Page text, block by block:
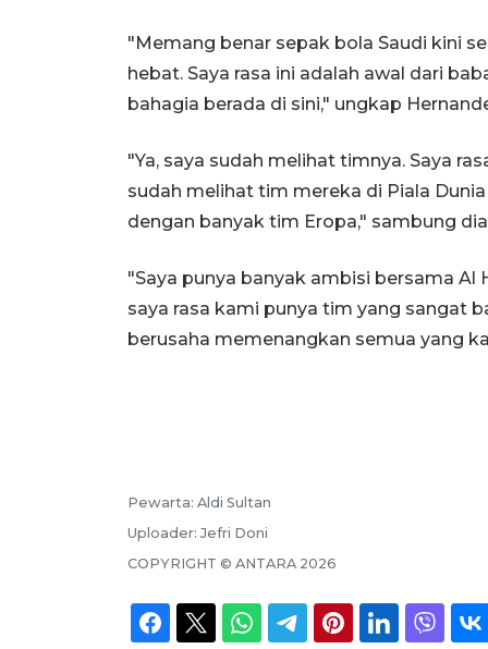
"Memang benar sepak bola Saudi kini
hebat. Saya rasa ini adalah awal dari
bahagia berada di sini," ungkap
"Ya, saya sudah melihat timnya. Saya
sudah melihat tim mereka di Piala
dengan banyak tim Eropa," sambung
"Saya punya banyak ambisi bersama Al
saya rasa kami punya tim yang sangat
berusaha memenangkan semua yang
Pewarta: Aldi Sultan
Uploader: Jefri Doni
COPYRIGHT © ANTARA 2026